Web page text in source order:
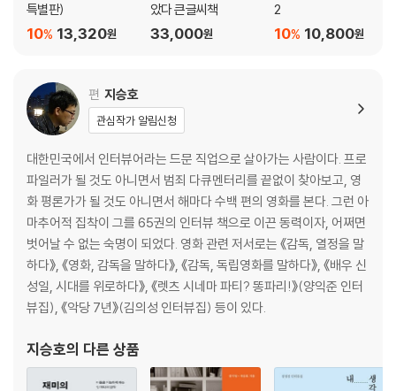
특별판)
13,320원
10%
았다 큰글씨책
33,000원
2
10,800원
10%
편 지승호
관심작가 알림신청
대한민국에서 인터뷰어라는 드문 직업으로 살아가는 사람이다. 프로
파일러가 될 것도 아니면서 범죄 다큐멘터리를 끝없이 찾아보고, 영
화 평론가가 될 것도 아니면서 해마다 수백 편의 영화를 본다. 그런 아
마추어적 집착이 그를 65권의 인터뷰 책으로 이끈 동력이자, 어쩌면
벗어날 수 없는 숙명이 되었다. 영화 관련 저서로는 《감독, 열정을 말
하다》, 《영화, 감독을 말하다》, 《감독, 독립영화를 말하다》, 《배우 신
성일, 시대를 위로하다》, 《렛츠 시네마 파티? 똥파리!》(양익준 인터
뷰집), 《악당 7년》(김의성 인터뷰집) 등이 있다.
지승호의 다른 상품